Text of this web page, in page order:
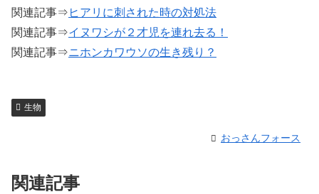
関連記事⇒ ヒアリに刺された時の対処法
関連記事⇒イヌワシが２才児を連れ去る！
関連記事⇒ニホンカワウソの生き残り？
生物
おっさんフォース
関連記事